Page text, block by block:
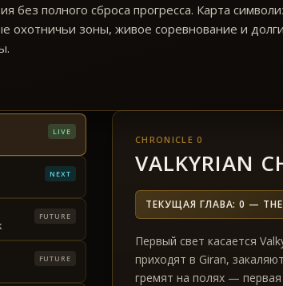
без полного сброса прогресса. Карта
охотничьи зоны, живое соревнование и
LIVE
NEXT
FUTURE
FUTURE
CHRONICLE 0
VALKYRIAN
ТЕКУЩАЯ ГЛАВА: 0 — THE
Первый свет касается
приходят в Giran,
гремят на полях —